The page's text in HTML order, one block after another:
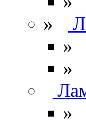
»
»
»
»